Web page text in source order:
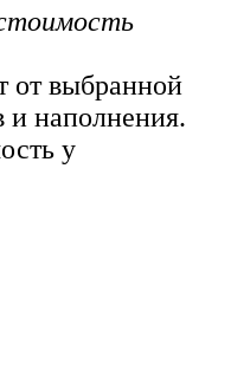
от выбранной
и наполнения.
у